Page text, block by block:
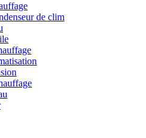
de clim